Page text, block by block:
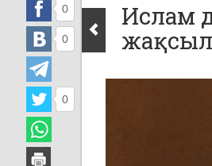
Ислам
0
0
0